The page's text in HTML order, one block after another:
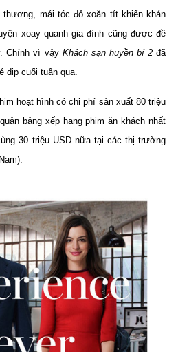
mái tóc đỏ xoăn tít khiến khán
xoay quanh gia đình cũng được đề
Chính vì vậy Khách sạn huyền bí 2đã
dịp cuối tuần qua.
hoạt hình có chi phí sản xuất 80 triệu
bảng xếp hạng phim ăn khách nhất
30 triệu USD nữa tại các thị trường